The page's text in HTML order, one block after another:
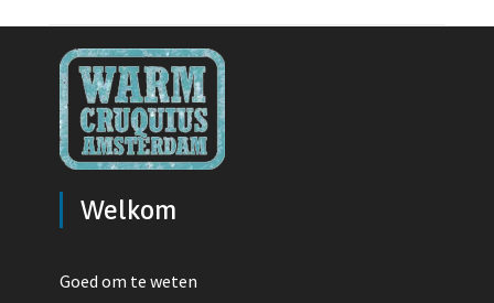
Welkom
Goed om te weten